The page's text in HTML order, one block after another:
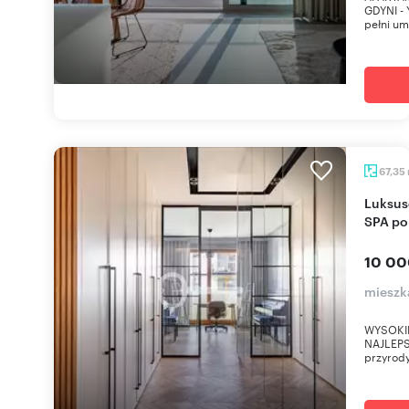
GDYNI
pełni
67,35
Luksusowe 3-pokojowe mieszkanie z balkonem i
SPA
10